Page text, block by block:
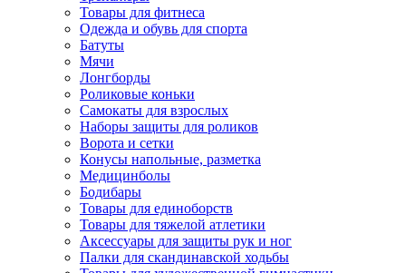
Товары для фитнеса
Одежда и обувь для спорта
Батуты
Мячи
Лонгборды
Роликовые коньки
Самокаты для взрослых
Наборы защиты для роликов
Ворота и сетки
Конусы напольные, разметка
Медицинболы
Бодибары
Товары для единоборств
Товары для тяжелой атлетики
Аксессуары для защиты рук и ног
Палки для скандинавской ходьбы